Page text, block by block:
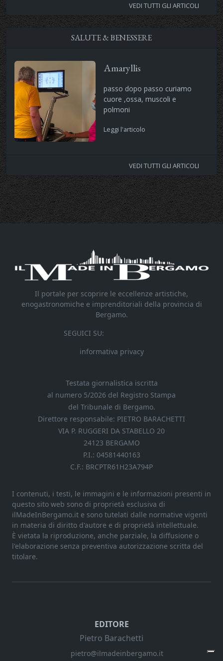
VEDI TUTTI GLI ARTICOLI
SALUTE & BENESSERE
Amaryllis
passo dopo passo curiamo
cuore ,ossa, muscoli e
polmoni
Leggi l'articolo
VEDI TUTTI GLI ARTICOLI
Il portale per scoprire le eccellenze artistiche,
enogastronomiche e imprenditoriali della provincia di
Bergamo.
SEGUICI SU:
informativa privacy
Testata giornalistica iscritta
al numero 5/2026 del Registro Stampa
del Tribunale di Bergamo.
Direttore responsabile: PIETRO BARACHETTI
VIA P. RUGGERI DA STABELLO 20
24123 BERGAMO
P.I.: 04581440163
C.F.: BRCPTR61H23A794P
I contenuti, i testi, le immagini e le informazioni presenti in
questo sito web sono di proprietà esclusiva di
ilMadeInBergamo.it e sono tutelati dalle normative vigenti
in materia di diritto d'autore e di proprietà intellettuale.
È vietata la riproduzione, anche parziale, la diffusione o
l'elaborazione senza preventiva autorizzazione scritta del
titolare.
EDITORE
Pietro Barachetti
pietro@ilmadeinbergamo.it